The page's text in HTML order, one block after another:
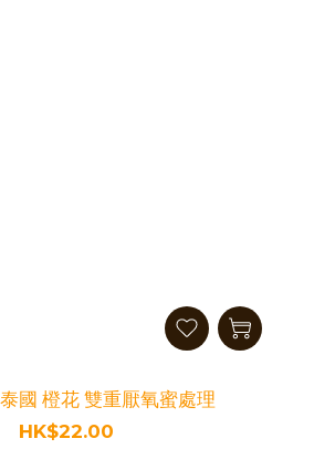
國 橙花 雙重厭氧蜜處理
HK$22.00